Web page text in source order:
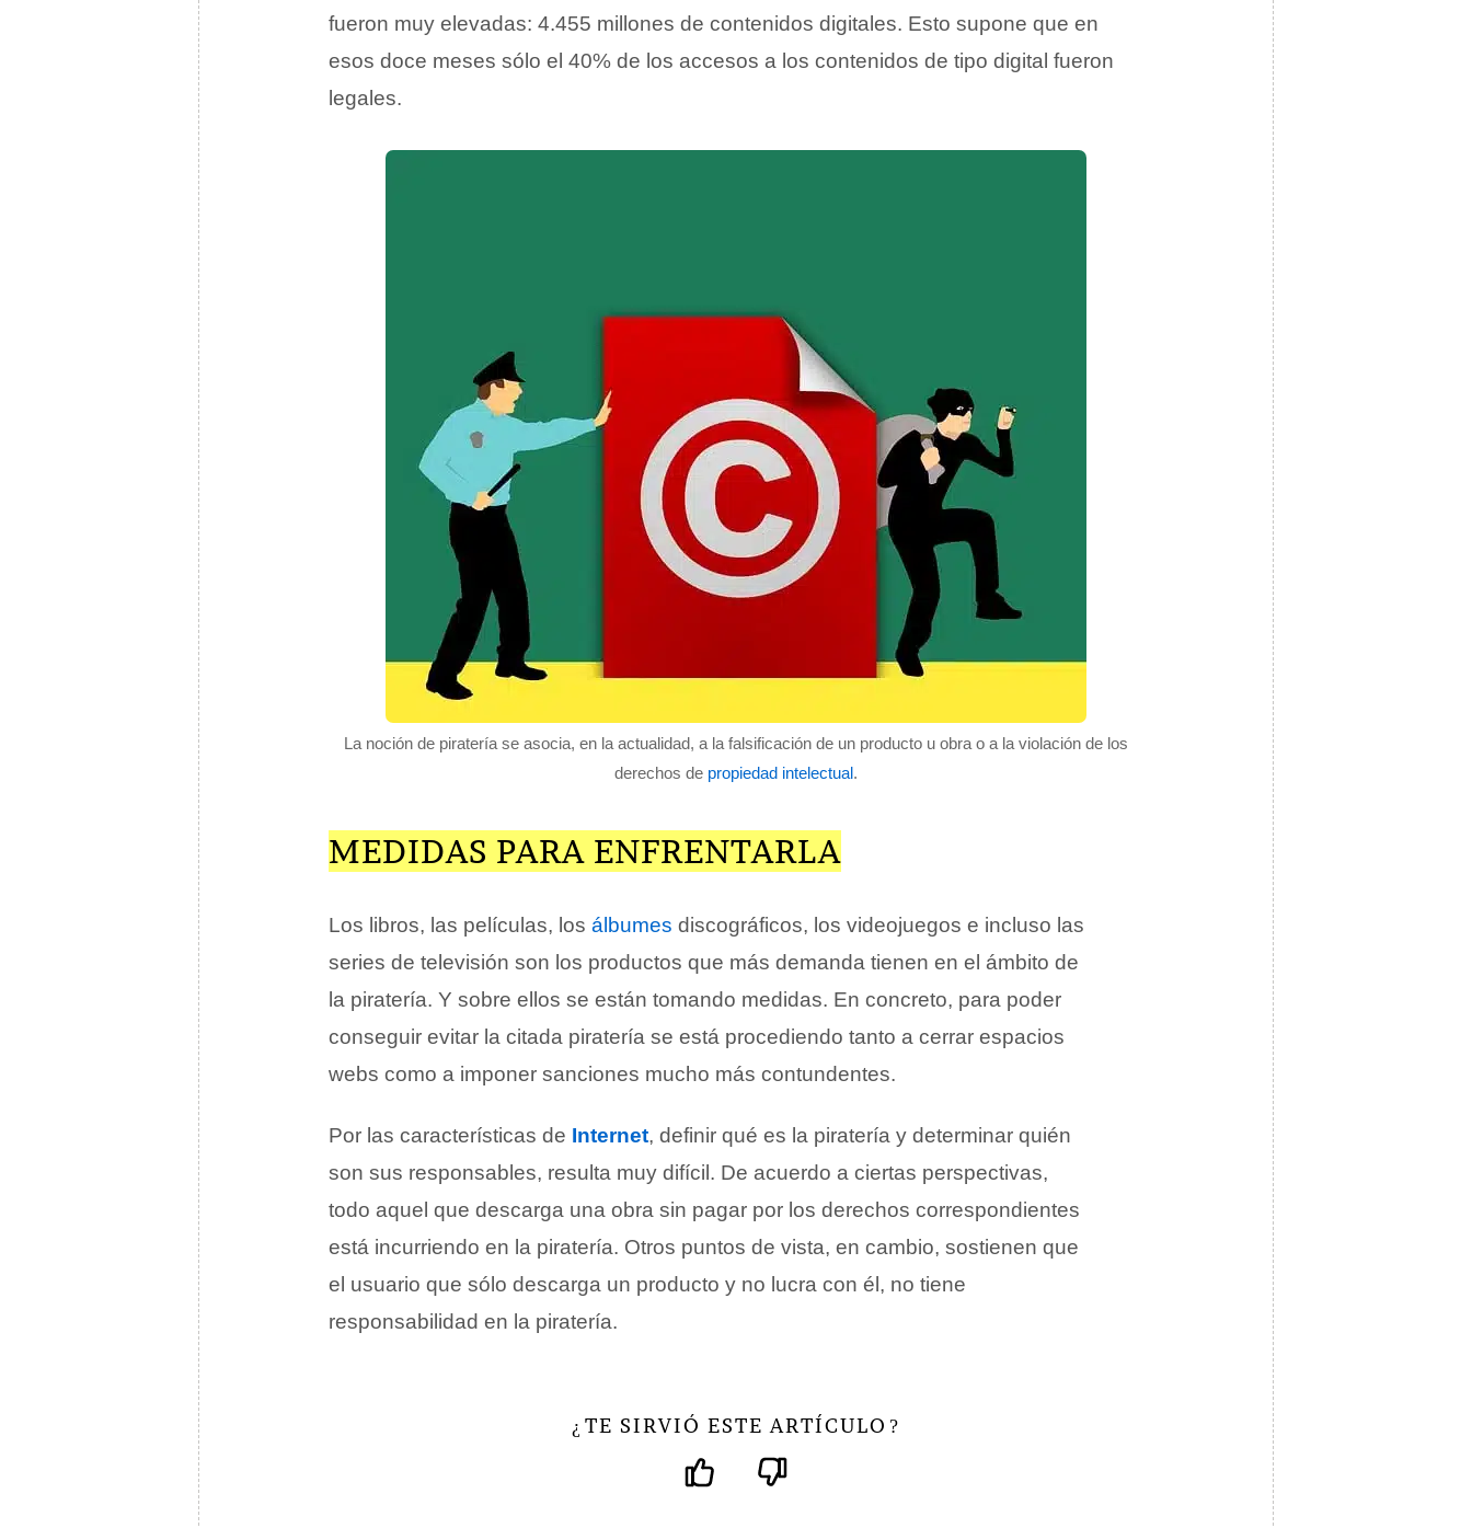
fueron muy elevadas: 4.455 millones de contenidos digitales. Esto supone que en
esos doce meses sólo el 40% de los accesos a los contenidos de tipo digital fueron
legales.
La noción de piratería se asocia, en la actualidad, a la falsificación de un producto u obra o a la violación de los
derechos de propiedad intelectual.
MEDIDAS PARA ENFRENTARLA
Los libros, las películas, los álbumes discográficos, los videojuegos e incluso las
series de televisión son los productos que más demanda tienen en el ámbito de
la piratería. Y sobre ellos se están tomando medidas. En concreto, para poder
conseguir evitar la citada piratería se está procediendo tanto a cerrar espacios
webs como a imponer sanciones mucho más contundentes.
Por las características de Internet, definir qué es la piratería y determinar quién
son sus responsables, resulta muy difícil. De acuerdo a ciertas perspectivas,
todo aquel que descarga una obra sin pagar por los derechos correspondientes
está incurriendo en la piratería. Otros puntos de vista, en cambio, sostienen que
el usuario que sólo descarga un producto y no lucra con él, no tiene
responsabilidad en la piratería.
¿ TE SIRVIÓ ESTE ARTÍCULO ?